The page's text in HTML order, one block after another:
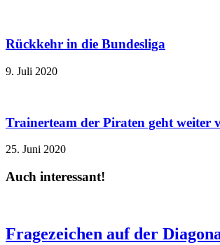
Rückkehr in die Bundesliga
9. Juli 2020
Trainerteam der Piraten geht weiter
25. Juni 2020
Auch interessant!
Fragezeichen auf der